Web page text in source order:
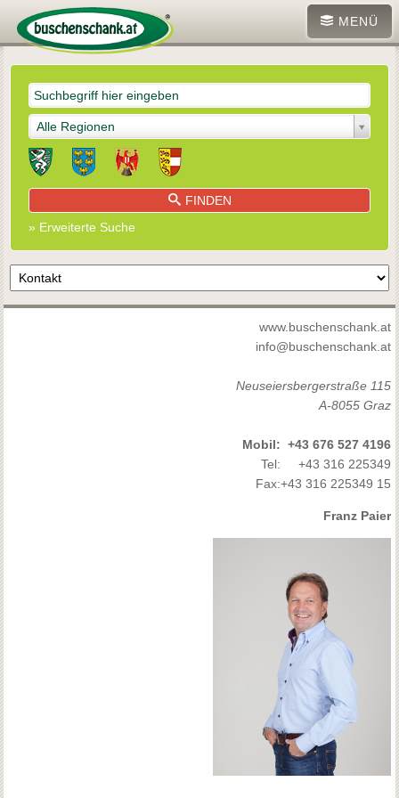
MENÜ
Alle Regionen
FINDEN
» Erweiterte Suche
www.buschenschank.at
info@buschenschank.at
Neuseiersbergerstraße 115
A-8055 Graz
Mobil: +43 676 527 4196
Tel:
+43 316 225349
Fax:+43 316 225349 15
Franz Paier